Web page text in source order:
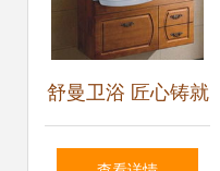
舒曼卫浴 匠心铸就
品质，设计引领潮